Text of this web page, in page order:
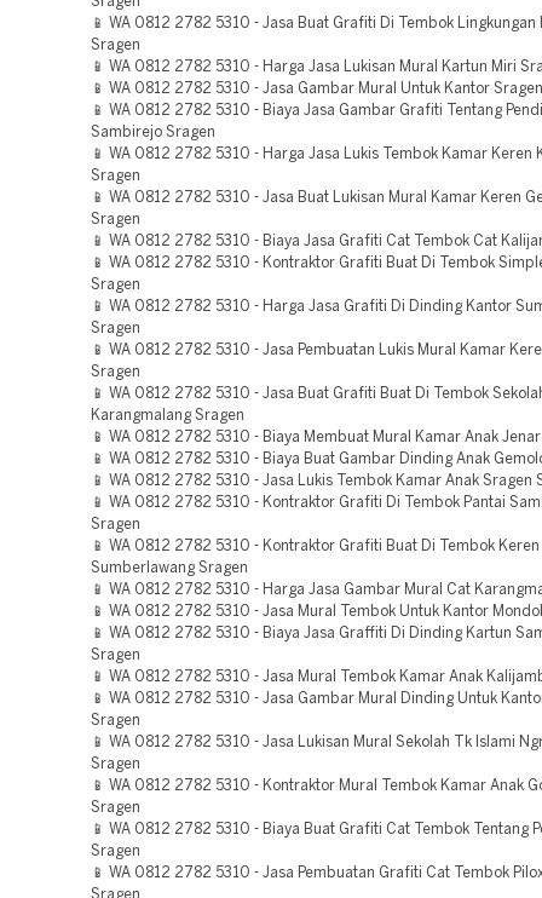
📱 WA 0812 2782 5310 - Jasa Buat Grafiti Di Tembok Lingkungan
Sragen
📱 WA 0812 2782 5310 - Harga Jasa Lukisan Mural Kartun Miri
📱 WA 0812 2782 5310 - Jasa Gambar Mural Untuk Kantor Sragen
📱 WA 0812 2782 5310 - Biaya Jasa Gambar Grafiti Tentang
Sambirejo Sragen
📱 WA 0812 2782 5310 - Harga Jasa Lukis Tembok Kamar Keren
Sragen
📱 WA 0812 2782 5310 - Jasa Buat Lukisan Mural Kamar Keren
Sragen
📱 WA 0812 2782 5310 - Biaya Jasa Grafiti Cat Tembok Cat
📱 WA 0812 2782 5310 - Kontraktor Grafiti Buat Di Tembok
Sragen
📱 WA 0812 2782 5310 - Harga Jasa Grafiti Di Dinding Kantor
Sragen
📱 WA 0812 2782 5310 - Jasa Pembuatan Lukis Mural Kamar
Sragen
📱 WA 0812 2782 5310 - Jasa Buat Grafiti Buat Di Tembok
Karangmalang Sragen
📱 WA 0812 2782 5310 - Biaya Membuat Mural Kamar Anak
📱 WA 0812 2782 5310 - Biaya Buat Gambar Dinding Anak
📱 WA 0812 2782 5310 - Jasa Lukis Tembok Kamar Anak Sragen
📱 WA 0812 2782 5310 - Kontraktor Grafiti Di Tembok Pantai
Sragen
📱 WA 0812 2782 5310 - Kontraktor Grafiti Buat Di Tembok Keren
Sumberlawang Sragen
📱 WA 0812 2782 5310 - Harga Jasa Gambar Mural Cat
📱 WA 0812 2782 5310 - Jasa Mural Tembok Untuk Kantor
📱 WA 0812 2782 5310 - Biaya Jasa Graffiti Di Dinding Kartun
Sragen
📱 WA 0812 2782 5310 - Jasa Mural Tembok Kamar Anak
📱 WA 0812 2782 5310 - Jasa Gambar Mural Dinding Untuk
Sragen
📱 WA 0812 2782 5310 - Jasa Lukisan Mural Sekolah Tk Islami
Sragen
📱 WA 0812 2782 5310 - Kontraktor Mural Tembok Kamar Anak
Sragen
📱 WA 0812 2782 5310 - Biaya Buat Grafiti Cat Tembok Tentang
Sragen
📱 WA 0812 2782 5310 - Jasa Pembuatan Grafiti Cat Tembok
Sragen